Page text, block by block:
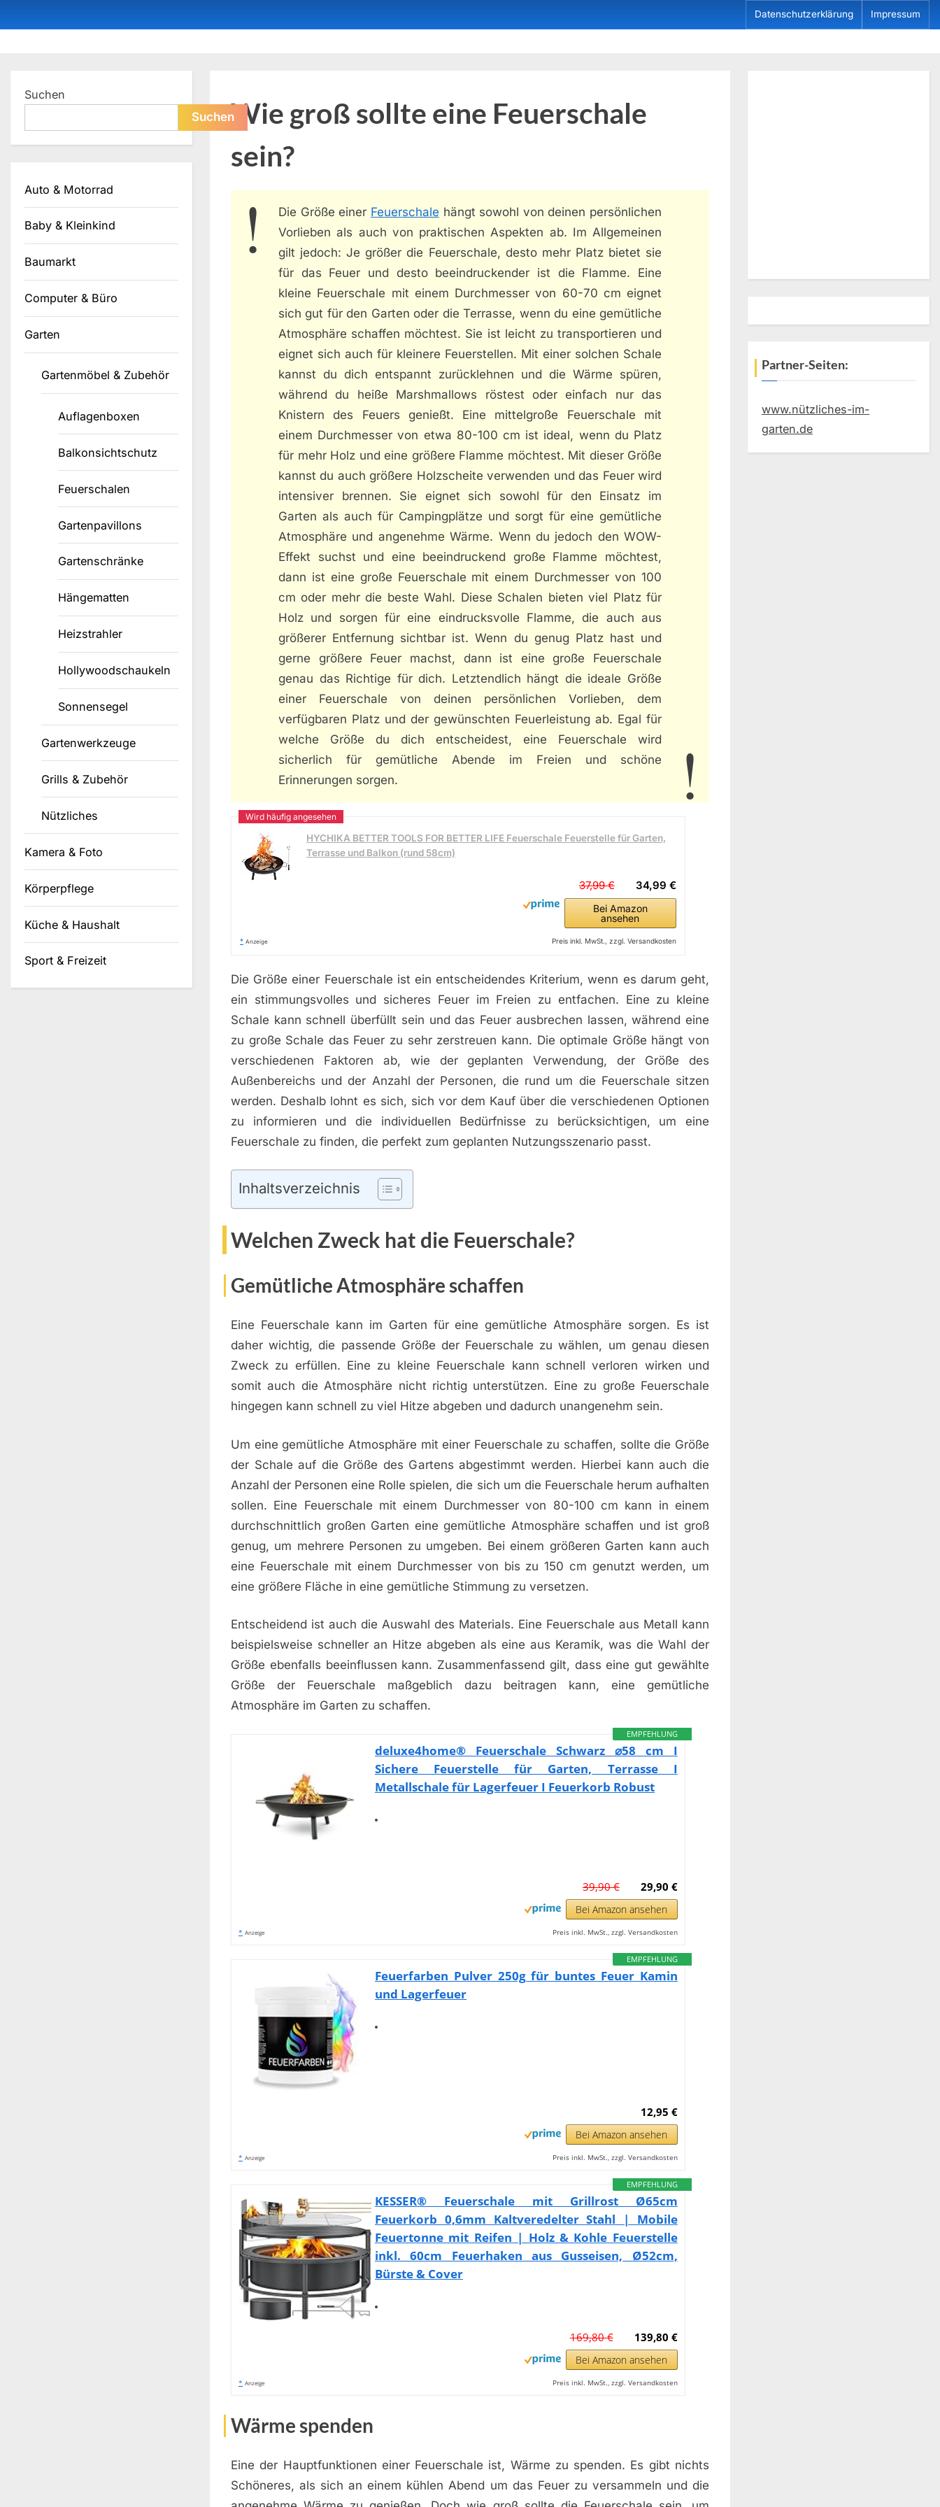
to
Datenschutzerklärung Impressum
Wie groß sollte eine Feuerschale
sein?
Die Größe einer Feuerschale hängt sowohl von deinen persönlichen
Vorlieben als auch von praktischen Aspekten ab. Im Allgemeinen
gilt jedoch: Je größer die Feuerschale, desto mehr Platz bietet sie
für das Feuer und desto beeindruckender ist die Flamme. Eine
kleine Feuerschale mit einem Durchmesser von 60-70 cm eignet
sich gut für den Garten oder die Terrasse, wenn du eine gemütliche
Atmosphäre schaffen möchtest. Sie ist leicht zu transportieren und
eignet sich auch für kleinere Feuerstellen. Mit einer solchen Schale
kannst du dich entspannt zurücklehnen und die Wärme spüren,
während du heiße Marshmallows röstest oder einfach nur das
Knistern des Feuers genießt. Eine mittelgroße Feuerschale mit
einem Durchmesser von etwa 80-100 cm ist ideal, wenn du Platz
für mehr Holz und eine größere Flamme möchtest. Mit dieser Größe
kannst du auch größere Holzscheite verwenden und das Feuer wird
intensiver brennen. Sie eignet sich sowohl für den Einsatz im
Garten als auch für Campingplätze und sorgt für eine gemütliche
Atmosphäre und angenehme Wärme. Wenn du jedoch den WOW-
Effekt suchst und eine beeindruckend große Flamme möchtest,
dann ist eine große Feuerschale mit einem Durchmesser von 100
cm oder mehr die beste Wahl. Diese Schalen bieten viel Platz für
Holz und sorgen für eine eindrucksvolle Flamme, die auch aus
größerer Entfernung sichtbar ist. Wenn du genug Platz hast und
gerne größere Feuer machst, dann ist eine große Feuerschale
genau das Richtige für dich. Letztendlich hängt die ideale Größe
einer Feuerschale von deinen persönlichen Vorlieben, dem
verfügbaren Platz und der gewünschten Feuerleistung ab. Egal für
welche Größe du dich entscheidest, eine Feuerschale wird
sicherlich für gemütliche Abende im Freien und schöne
Erinnerungen sorgen.
HYCHIKA BETTER TOOLS FOR BETTER LIFE Feuerschale Feuerstelle für Garten,
Terrasse und Balkon (rund 58cm)
34,99 €
37,99 €
Bei Amazon
ansehen
* Anzeige Preis inkl. MwSt., zzgl. Versandkosten
Die Größe einer Feuerschale ist ein entscheidendes Kriterium, wenn es darum geht,
ein stimmungsvolles und sicheres Feuer im Freien zu entfachen. Eine zu kleine
Schale kann schnell überfüllt sein und das Feuer ausbrechen lassen, während eine
zu große Schale das Feuer zu sehr zerstreuen kann. Die optimale Größe hängt von
verschiedenen Faktoren ab, wie der geplanten Verwendung, der Größe des
Außenbereichs und der Anzahl der Personen, die rund um die Feuerschale sitzen
werden. Deshalb lohnt es sich, sich vor dem Kauf über die verschiedenen Optionen
zu informieren und die individuellen Bedürfnisse zu berücksichtigen, um eine
Feuerschale zu finden, die perfekt zum geplanten Nutzungsszenario passt.
Inhaltsverzeichnis
Welchen Zweck hat die Feuerschale?
Gemütliche Atmosphäre schaffen
Eine Feuerschale kann im Garten für eine gemütliche Atmosphäre sorgen. Es ist
daher wichtig, die passende Größe der Feuerschale zu wählen, um genau diesen
Zweck zu erfüllen. Eine zu kleine Feuerschale kann schnell verloren wirken und
somit auch die Atmosphäre nicht richtig unterstützen. Eine zu große Feuerschale
hingegen kann schnell zu viel Hitze abgeben und dadurch unangenehm sein.
Um eine gemütliche Atmosphäre mit einer Feuerschale zu schaffen, sollte die Größe
der Schale auf die Größe des Gartens abgestimmt werden. Hierbei kann auch die
Anzahl der Personen eine Rolle spielen, die sich um die Feuerschale herum aufhalten
sollen. Eine Feuerschale mit einem Durchmesser von 80-100 cm kann in einem
durchschnittlich großen Garten eine gemütliche Atmosphäre schaffen und ist groß
genug, um mehrere Personen zu umgeben. Bei einem größeren Garten kann auch
eine Feuerschale mit einem Durchmesser von bis zu 150 cm genutzt werden, um
eine größere Fläche in eine gemütliche Stimmung zu versetzen.
Entscheidend ist auch die Auswahl des Materials. Eine Feuerschale aus Metall kann
beispielsweise schneller an Hitze abgeben als eine aus Keramik, was die Wahl der
Größe ebenfalls beeinflussen kann. Zusammenfassend gilt, dass eine gut gewählte
Größe der Feuerschale maßgeblich dazu beitragen kann, eine gemütliche
Atmosphäre im Garten zu schaffen.
EMPFEHLUNG
deluxe4home® Feuerschale Schwarz ⌀58 cm I
Sichere Feuerstelle für Garten, Terrasse I
Metallschale für Lagerfeuer I Feuerkorb Robust
29,90 €
39,90 €
Bei Amazon ansehen
* Anzeige Preis inkl. MwSt., zzgl. Versandkosten
EMPFEHLUNG
Feuerfarben Pulver 250g für buntes Feuer Kamin
und Lagerfeuer
12,95 €
Bei Amazon ansehen
* Anzeige Preis inkl. MwSt., zzgl. Versandkosten
EMPFEHLUNG
KESSER® Feuerschale mit Grillrost Ø65cm
Feuerkorb 0,6mm Kaltveredelter Stahl | Mobile
Feuertonne mit Reifen | Holz & Kohle Feuerstelle
inkl. 60cm Feuerhaken aus Gusseisen, Ø52cm,
Bürste & Cover
139,80 €
169,80 €
Bei Amazon ansehen
* Anzeige Preis inkl. MwSt., zzgl. Versandkosten
Wärme spenden
Eine der Hauptfunktionen einer Feuerschale ist, Wärme zu spenden. Es gibt nichts
Schöneres, als sich an einem kühlen Abend um das Feuer zu versammeln und die
Suchen
Suchen
Auto & Motorrad
Baby & Kleinkind
Baumarkt
Computer & Büro
Garten
Gartenmöbel & Zubehör
Auflagenboxen
Balkonsichtschutz
Feuerschalen
Gartenpavillons
Gartenschränke
Hängematten
Heizstrahler
Hollywoodschaukeln
Sonnensegel
Gartenwerkzeuge
Grills & Zubehör
Nützliches
Kamera & Foto
Körperpflege
Küche & Haushalt
Sport & Freizeit
Partner-Seiten:
www.nützliches-im-
garten.de